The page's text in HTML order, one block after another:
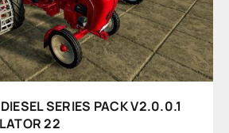
SERIES PACK V2.0.0.1
22